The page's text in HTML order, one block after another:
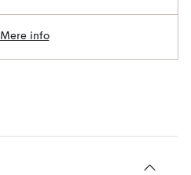
Mere info